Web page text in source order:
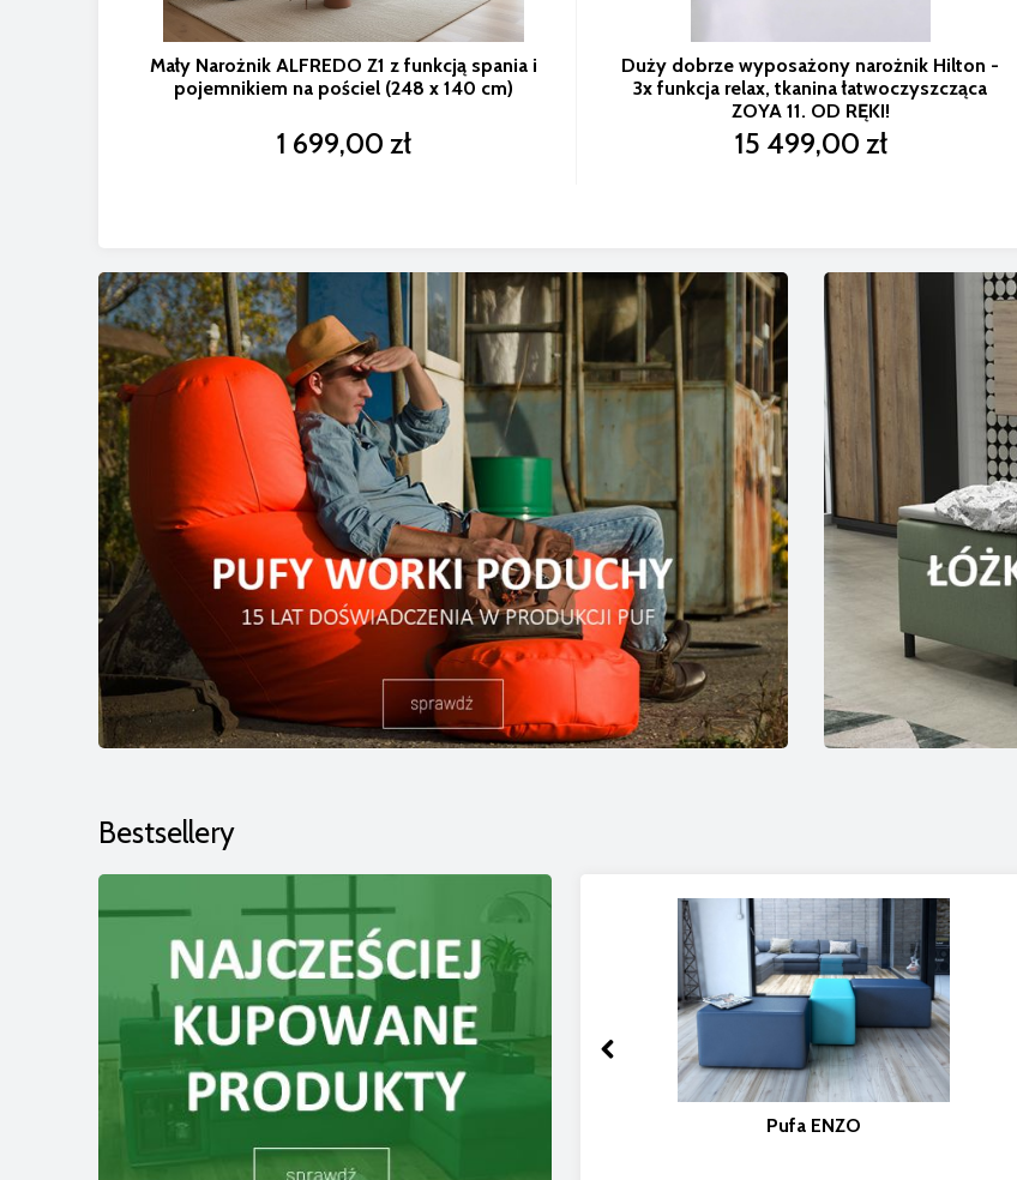
Mały Narożnik ALFREDO Z1 z funkcją spania i
pojemnikiem na pościel (248 x 140 cm)
1 699,00 zł
Duży dobrze wyposażony narożnik Hilton -
3x funkcja relax, tkanina łatwoczyszcząca
ZOYA 11. OD RĘKI!
15 499,00 zł
Bestsellery
Pufa ENZO